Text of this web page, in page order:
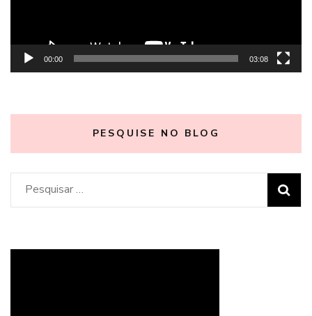
00:00 03:08
PESQUISE NO BLOG
Pesquisar
por: